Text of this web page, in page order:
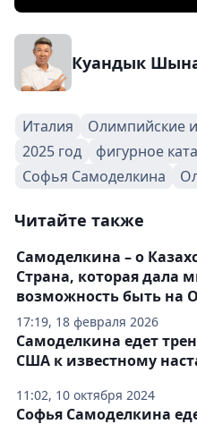
Куандык
Италия Олимпийские
2025 год
фигурное
Софья Самоделкина
Читайте также
17:19, 18 февраля 2026
Самоделкина – о
Страна, которая дала
возможность быть на
11:02, 10 октября 2024
Самоделкина едет
США к известному
Софья Самоделкина